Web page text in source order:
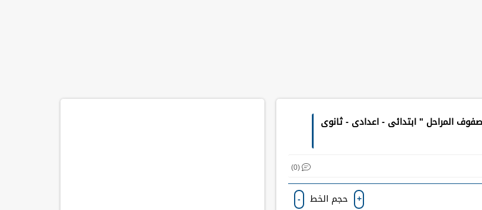
المراحل " ابتدائى - اعدادى - ثانوى
(0)
+ حجم الخط -